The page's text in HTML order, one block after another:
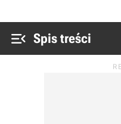
 Spis treści